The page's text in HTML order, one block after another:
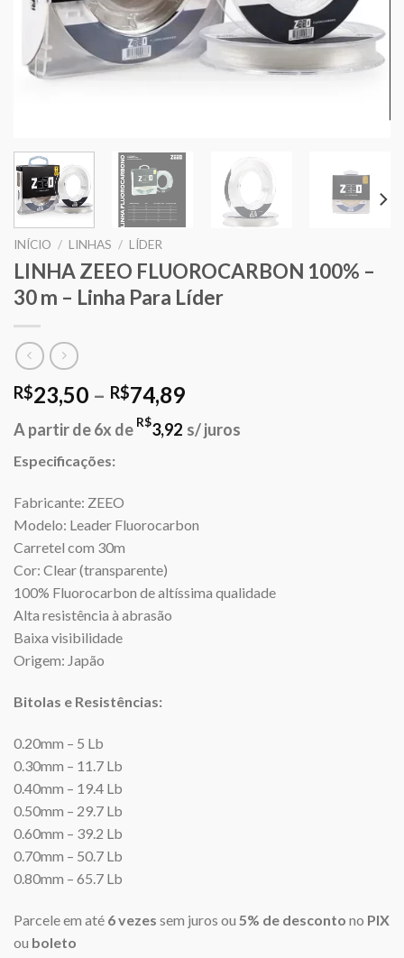
INÍCIO / LINHAS / LÍDER
LINHA ZEEO FLUOROCARBON 100% –
30 m – Linha Para Líder
R$23,50 – R$74,89
A partir de 6x de R$3,92 s/ juros
Especificações:
Fabricante: ZEEO
Modelo: Leader Fluorocarbon
Carretel com 30m
Cor: Clear (transparente)
100% Fluorocarbon de altíssima qualidade
Alta resistência à abrasão
Baixa visibilidade
Origem: Japão
Bitolas e Resistências:
0.20mm – 5 Lb
0.30mm – 11.7 Lb
0.40mm – 19.4 Lb
0.50mm – 29.7 Lb
0.60mm – 39.2 Lb
0.70mm – 50.7 Lb
0.80mm – 65.7 Lb
Parcele em até 6 vezes sem juros ou 5% de desconto no PIX
ou boleto